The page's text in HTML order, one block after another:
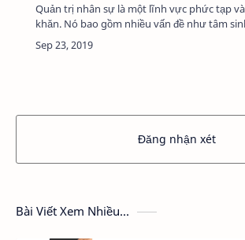
Quản trị nhân sự là một lĩnh vực phức tạp
khăn. Nó bao gồm nhiều vấn đề như tâm
xã hội, đạo đức… Nó là sự trộn lẫn giữa khoa
và nghệ thuật - nghệ thuật quản trị…
Đăng nhận xét
Bài Viết Xem Nhiều...